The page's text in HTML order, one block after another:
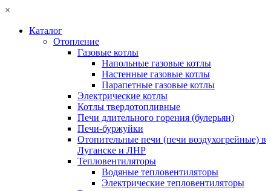
×
Каталог
Отопление
Газовые котлы
Напольные газовые котлы
Настенные газовые котлы
Парапетные газовые котлы
Электрические котлы
Котлы твердотопливные
Печи длительного горения (булерьян)
Печи-буржуйки
Отопительные печи (печи воздухогрейные) в
Луганске и ЛНР
Тепловентиляторы
Водяные тепловентиляторы
Электрические тепловентиляторы